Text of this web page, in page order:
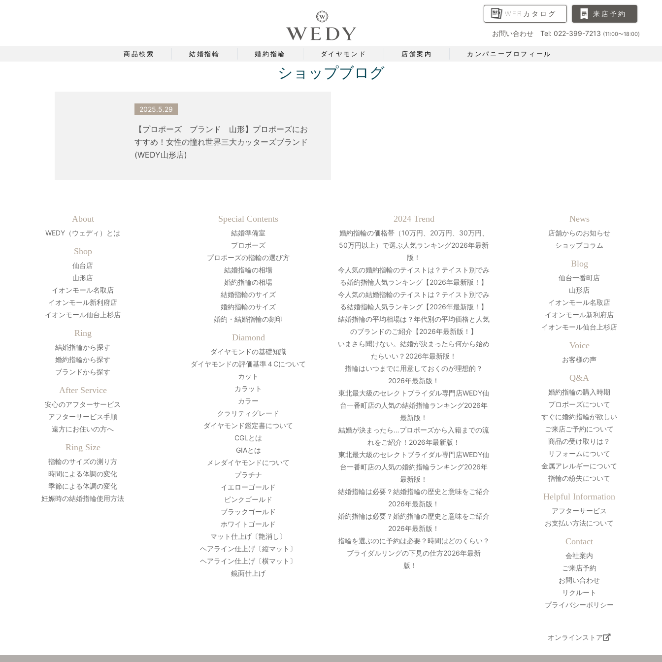
WEBカタログ 来店予約
お問い合わせ Tel: 022-399-7213 (11:00〜18:00)
商品検索 結婚指輪 婚約指輪 ダイヤモンド 店舗案内 カンパニープロフィール
ショップブログ
2025.5.29
【プロポーズ ブランド 山形】プロポーズにお
すすめ！女性の憧れ世界三大カッターズブランド
(WEDY山形店)
About
WEDY（ウェディ）とは
Shop
仙台店
山形店
イオンモール名取店
イオンモール新利府店
イオンモール仙台上杉店
Ring
結婚指輪から探す
婚約指輪から探す
ブランドから探す
After Service
安心のアフターサービス
アフターサービス手順
遠方にお住いの方へ
Ring Size
指輪のサイズの測り方
時間による体調の変化
季節による体調の変化
妊娠時の結婚指輪使用方法
Special Contents
結婚準備室
プロポーズ
プロポーズの指輪の選び方
結婚指輪の相場
婚約指輪の相場
結婚指輪のサイズ
婚約指輪のサイズ
婚約・結婚指輪の刻印
Diamond
ダイヤモンドの基礎知識
ダイヤモンドの評価基準４Cについて
カット
カラット
カラー
クラリティグレード
ダイヤモンド鑑定書について
CGLとは
GIAとは
メレダイヤモンドについて
プラチナ
イエローゴールド
ピンクゴールド
ブラックゴールド
ホワイトゴールド
マット仕上げ〔艶消し〕
ヘアライン仕上げ〔縦マット〕
ヘアライン仕上げ〔横マット〕
鏡面仕上げ
2024 Trend
婚約指輪の価格帯（10万円、20万円、30万円、
50万円以上）で選ぶ人気ランキング2026年最新
版！
今人気の婚約指輪のテイストは？テイスト別でみ
る婚約指輪人気ランキング【2026年最新版！】
今人気の結婚指輪のテイストは？テイスト別でみ
る結婚指輪人気ランキング【2026年最新版！】
結婚指輪の平均相場は？年代別の平均価格と人気
のブランドのご紹介【2026年最新版！】
いまさら聞けない。結婚が決まったら何から始め
たらいい？2026年最新版！
指輪はいつまでに用意しておくのが理想的？
2026年最新版！
東北最大級のセレクトブライダル専門店WEDY仙
台一番町店の人気の結婚指輪ランキング2026年
最新版！
結婚が決まったら…プロポーズから入籍までの流
れをご紹介！2026年最新版！
東北最大級のセレクトブライダル専門店WEDY仙
台一番町店の人気の婚約指輪ランキング2026年
最新版！
結婚指輪は必要？結婚指輪の歴史と意味をご紹介
2026年最新版！
婚約指輪は必要？婚約指輪の歴史と意味をご紹介
2026年最新版！
指輪を選ぶのに予約は必要？時間はどのくらい？
ブライダルリングの下見の仕方2026年最新
版！
News
店舗からのお知らせ
ショップコラム
Blog
仙台一番町店
山形店
イオンモール名取店
イオンモール新利府店
イオンモール仙台上杉店
Voice
お客様の声
Q&A
婚約指輪の購入時期
プロポーズについて
すぐに婚約指輪が欲しい
ご来店ご予約について
商品の受け取りは？
リフォームについて
金属アレルギーについて
指輪の紛失について
Helpful Information
アフターサービス
お支払い方法について
Contact
会社案内
ご来店予約
お問い合わせ
リクルート
プライバシーポリシー
オンラインストア